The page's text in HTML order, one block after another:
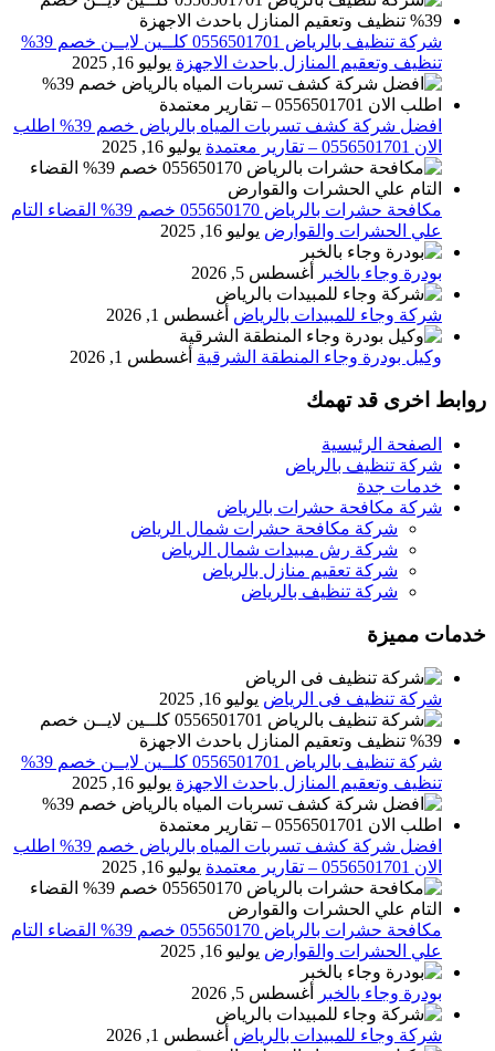
شركة تنظيف بالرياض 0556501701 كلــين لايــن خصم 39%
تنظيف وتعقيم المنازل باحدث الاجهزة يوليو 16, 2025
افضل شركة كشف تسربات المياه بالرياض خصم 39% اطلب
الان 0556501701‬‏ – تقارير معتمدة
يوليو 16, 2025
مكافحة حشرات بالرياض 055650170 خصم 39% القضاء التام
علي الحشرات والقوارض يوليو 16, 2025
بودرة وجاء بالخبر أغسطس 5, 2026
شركة وجاء للمبيدات بالرياض أغسطس 1, 2026
وكيل بودرة وجاء المنطقة الشرقية أغسطس 1, 2026
روابط اخرى قد تهمك
الصفحة الرئيسية
شركة تنظيف بالرياض
خدمات جدة
شركة مكافحة حشرات بالرياض
شركة مكافحة حشرات شمال الرياض
شركة رش مبيدات شمال الرياض
شركة تعقيم منازل بالرياض
شركة تنظيف بالرياض
خدمات مميزة
شركة تنظيف فى الرياض يوليو 16, 2025
شركة تنظيف بالرياض 0556501701 كلــين لايــن خصم 39%
تنظيف وتعقيم المنازل باحدث الاجهزة يوليو 16, 2025
افضل شركة كشف تسربات المياه بالرياض خصم 39% اطلب
الان 0556501701‬‏ – تقارير معتمدة
يوليو 16, 2025
مكافحة حشرات بالرياض 055650170 خصم 39% القضاء التام
علي الحشرات والقوارض يوليو 16, 2025
بودرة وجاء بالخبر أغسطس 5, 2026
شركة وجاء للمبيدات بالرياض أغسطس 1, 2026